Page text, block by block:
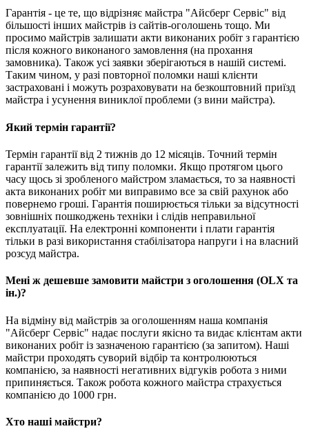
Гарантія - це те, що відрізняє майстра "Айсберг Сервіс" від
більшості інших майстрів із сайтів-оголошень тощо. Ми
просимо майстрів залишати акти виконаних робіт з гарантією
після кожного виконаного замовлення (на прохання
замовника). Також усі заявки зберігаються в нашій системі.
Таким чином, у разі повторної поломки наші клієнти
застраховані і можуть розраховувати на безкоштовний приїзд
майстра і усунення виниклої проблеми (з вини майстра).
Який термін гарантії?
Термін гарантії від 2 тижнів до 12 місяців. Точний термін
гарантії залежить від типу поломки. Якщо протягом цього
часу щось зі зробленого майстром зламається, то за наявності
акта виконаних робіт ми виправимо все за свій рахунок або
повернемо гроші. Гарантія поширюється тільки за відсутності
зовнішніх пошкоджень техніки і слідів неправильної
експлуатації. На електронні компоненти і плати гарантія
тільки в разі використання стабілізатора напруги і на власний
розсуд майстра.
Мені ж дешевше замовити майстри з оголошення (OLX та
ін.)?
На відміну від майстрів за оголошенням наша компанія
"Айсберг Сервіс" надає послуги якісно та видає клієнтам акти
виконаних робіт із зазначеною гарантією (за запитом). Наші
майстри проходять суворий відбір та контролюються
компанією, за наявності негативних відгуків робота з ними
припиняється. Також робота кожного майстра страхується
компанією до 1000 грн.
Хто наші майстри?